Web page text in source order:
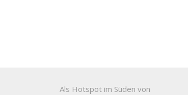
Als Hotspot im Süden von